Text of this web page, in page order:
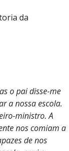
da
o pai disse-me
a nossa escola.
ministro. A
nos comiam a
de nos